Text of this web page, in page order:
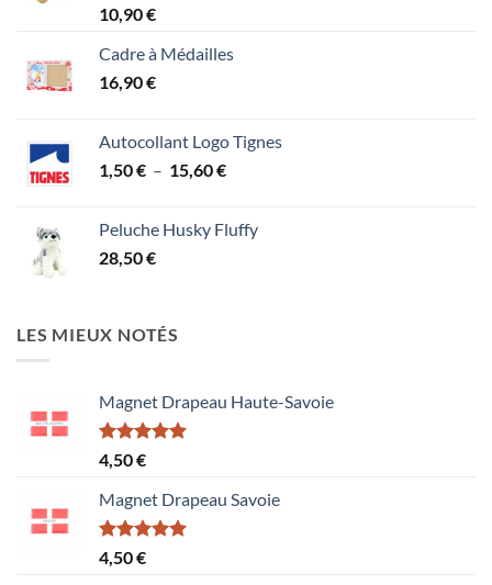
Note5.00
sur 5
10,90€
Cadre à Médailles
16,90€
Autocollant Logo Tignes
1,50€ – 15,60€Plage
1,50 €
Peluche Husky Fluffy
28,50€
LES MIEUX NOTÉS
Magnet Drapeau Haute-Savoie
Note5.00
sur 5
4,50€
Magnet Drapeau Savoie
Note5.00
sur 5
4,50€